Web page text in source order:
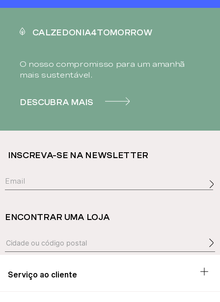
CALZEDONIA4TOMORROW
O nosso compromisso para um amanhã
mais sustentável.
DESCUBRA MAIS
INSCREVA-SE NA NEWSLETTER
ENCONTRAR UMA LOJA
Serviço ao cliente